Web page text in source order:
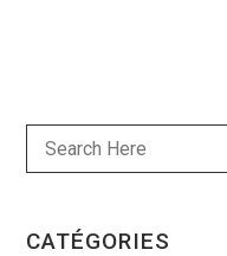
CATÉGORIES